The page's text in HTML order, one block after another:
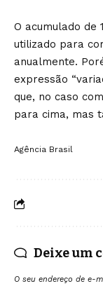
O acumulado de
utilizado para
anualmente.
expressão
que, no caso
para cima, mas
Agência Brasil
Deixe um
O seu endereço de e-